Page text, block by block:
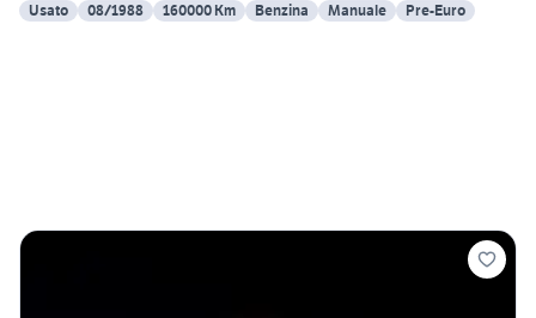
Usato
08/1988 160000 Km Benzina Manuale Pre-Euro